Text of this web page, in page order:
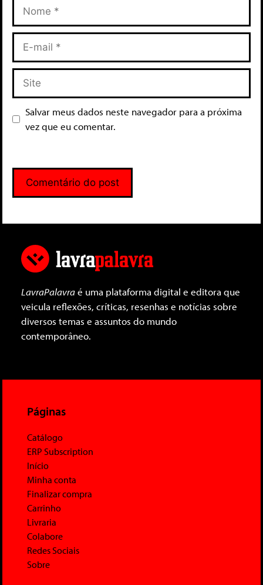
Salvar meus dados neste navegador para a próxima
vez que eu comentar.
LavraPalavraé uma plataforma digital e editora que
veicula reflexões, críticas, resenhas e notícias sobre
diversos temas e assuntos do mundo
contemporâneo.
Páginas
Catálogo
ERP Subscription
Início
Minha conta
Finalizar compra
Carrinho
Livraria
Colabore
Redes Sociais
Sobre